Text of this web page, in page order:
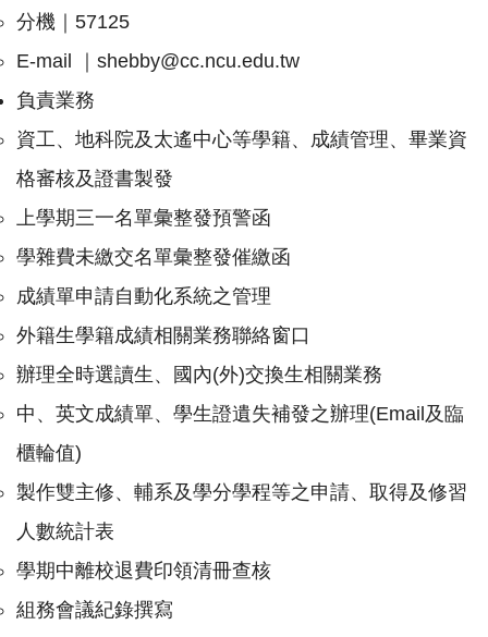
分機｜57125
E-mail ｜ shebby@cc.ncu.edu.tw
負責業務
資工、地科院及太遙中心等學籍、成績管理、畢業資
格審核及證書製發
上學期三一名單彙整發預警函
學雜費未繳交名單彙整發催繳函
成績單申請自動化系統之管理
外籍生學籍成績相關業務聯絡窗口
辦理全時選讀生、國內(外)交換生相關業務
中、英文成績單、學生證遺失補發之辦理(Email及臨
櫃輪值)
製作雙主修、輔系及學分學程等之申請、取得及修習
人數統計表
學期中離校退費印領清冊查核
組務會議紀錄撰寫